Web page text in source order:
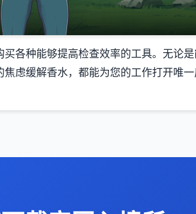
各种能够提高检查效率的工具。无论
虑缓解香水，都能为您的工作打开唯一